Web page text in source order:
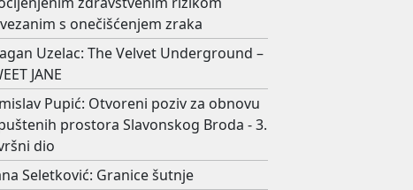
s onečišćenjem zraka
Uzelac: The Velvet Underground –
JANE
Pupić: Otvoreni poziv za obnovu
prostora Slavonskog Broda - 3.
dio
Seletković: Granice šutnje